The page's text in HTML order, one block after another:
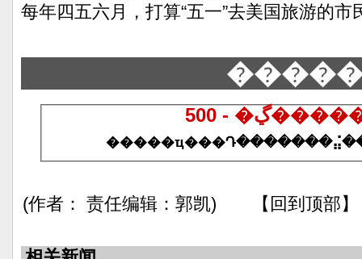
每年四五六月，打算“五一”去美国旅游的市
(作者： 责任编辑：郭凯) 【回到顶部】